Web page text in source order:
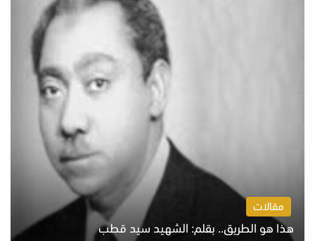
مقالات
هذا هو الطريق.. بقلم: الشهيد سيد قطب